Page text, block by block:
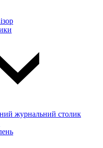
журнальний столик